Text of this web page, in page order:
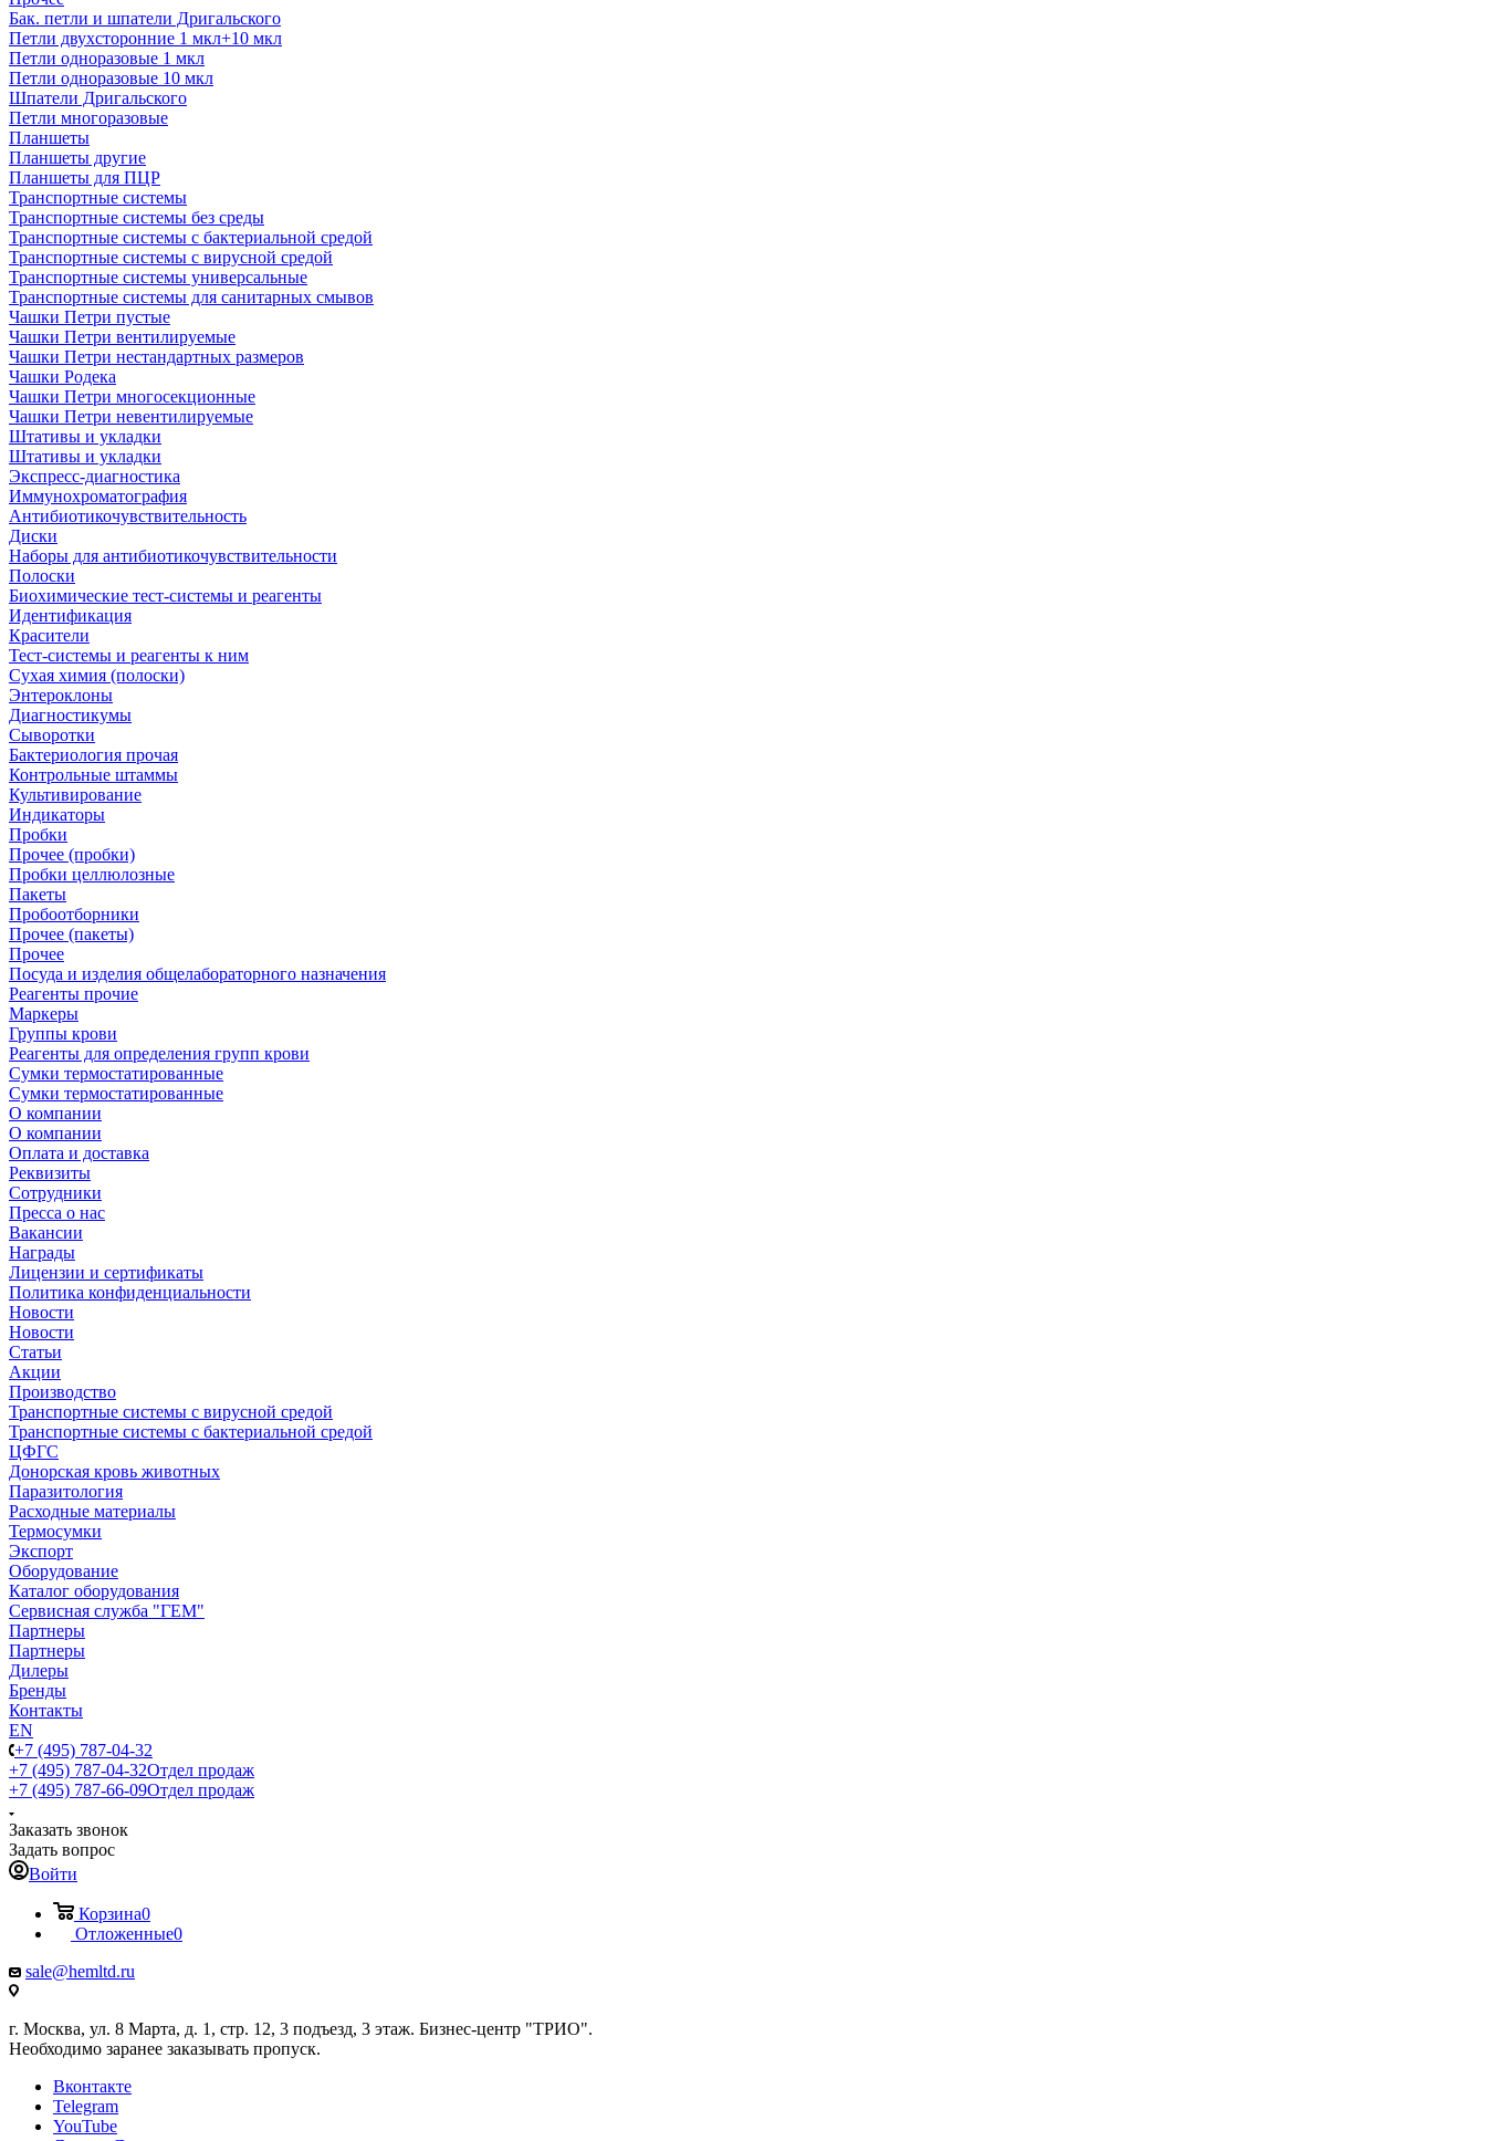
Бак. петли и шпатели Дригальского
Петли двухсторонние 1 мкл+10 мкл
Петли одноразовые 1 мкл
Петли одноразовые 10 мкл
Шпатели Дригальского
Петли многоразовые
Планшеты
Планшеты другие
Планшеты для ПЦР
Транспортные системы
Транспортные системы без среды
Транспортные системы с бактериальной средой
Транспортные системы с вирусной средой
Транспортные системы универсальные
Транспортные системы для санитарных смывов
Чашки Петри пустые
Чашки Петри вентилируемые
Чашки Петри нестандартных размеров
Чашки Родека
Чашки Петри многосекционные
Чашки Петри невентилируемые
Штативы и укладки
Штативы и укладки
Экспресс-диагностика
Иммунохроматография
Антибиотикочувствительность
Диски
Наборы для антибиотикочувствительности
Полоски
Биохимические тест-системы и реагенты
Идентификация
Красители
Тест-системы и реагенты к ним
Сухая химия (полоски)
Энтероклоны
Диагностикумы
Сыворотки
Бактериология прочая
Контрольные штаммы
Культивирование
Индикаторы
Пробки
Прочее (пробки)
Пробки целлюлозные
Пакеты
Пробоотборники
Прочее (пакеты)
Прочее
Посуда и изделия общелабораторного назначения
Реагенты прочие
Маркеры
Группы крови
Реагенты для определения групп крови
Сумки термостатированные
Сумки термостатированные
О компании
О компании
Оплата и доставка
Реквизиты
Сотрудники
Пресса о нас
Вакансии
Награды
Лицензии и сертификаты
Политика конфиденциальности
Новости
Новости
Статьи
Акции
Производство
Транспортные системы с вирусной средой
Транспортные системы с бактериальной средой
ЦФГС
Донорская кровь животных
Паразитология
Расходные материалы
Термосумки
Экспорт
Оборудование
Каталог оборудования
Сервисная служба "ГЕМ"
Партнеры
Партнеры
Дилеры
Бренды
Контакты
EN
+7 (495) 787-04-32
+7 (495) 787-04-32Отдел продаж
+7 (495) 787-66-09Отдел продаж
Заказать звонок
Задать вопрос
Войти
Корзина0
Отложенные0
sale@hemltd.ru
г. Москва, ул. 8 Марта, д. 1, стр. 12, 3 подъезд, 3 этаж. Бизнес-центр "ТРИО".
Необходимо заранее заказывать пропуск.
Вконтакте
Telegram
YouTube